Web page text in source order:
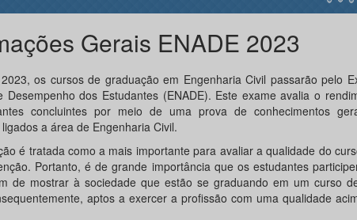
Gerais ENADE 2023
os cursos de graduação em Engenharia Civil passarão pelo
Desempenho dos Estudantes (ENADE). Este exame avalia o
concluintes por meio de uma prova de conhecimentos
a área de Engenharia Civil.
é tratada como a mais importante para avaliar a qualidade do
Portanto, é de grande importância que os estudantes
de mostrar à sociedade que estão se graduando em um curso
aptos a exercer a profissão com uma qualidade